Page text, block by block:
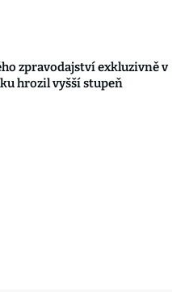
zpravodajství exkluzivně v
hrozil vyšší stupeň